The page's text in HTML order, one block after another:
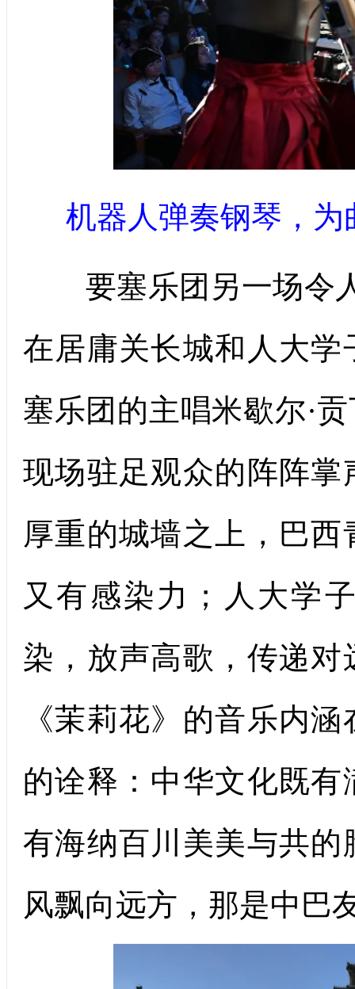
机器人弹奏钢琴，
要塞乐团另一场令人
在居庸关长城和人大
塞乐团的主唱米歇尔·
现场驻足观众的阵阵
厚重的城墙之上，巴
又有感染力；人大学
染，放声高歌，传递
《茉莉花》的音乐内
的诠释：中华文化既
有海纳百川美美与共
风飘向远方，那是中巴